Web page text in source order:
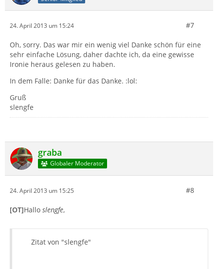
24. April 2013 um 15:24 #7
Oh, sorry. Das war mir ein wenig viel Danke schön für eine
sehr einfache Lösung, daher dachte ich, da eine gewisse
Ironie heraus gelesen zu haben.
In dem Falle: Danke für das Danke. :lol:
Gruß
slengfe
graba
Globaler Moderator
24. April 2013 um 15:25 #8
[OT]Hallo slengfe,
Zitat von "slengfe"